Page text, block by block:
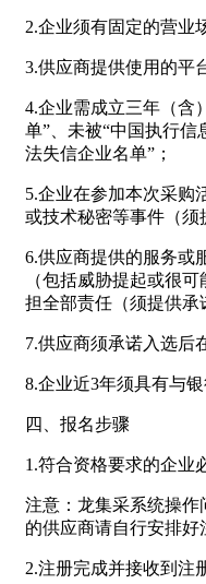
2.企业须有固定的营业
3.供应商提供使用的平
4.企业需成立三年（含
单”、未被“中国执行信
法失信企业名单”；
5.企业在参加本次采购
或技术秘密等事件（须
6.供应商提供的服务或
（包括威胁提起或很
担全部责任（须提供承
7.供应商须承诺入选后
8.企业近3年须具有与
四、报名步骤
1.符合资格要求的企业
注意：龙集采系统操作
的供应商请自行安排好
2.注册完成并接收到注